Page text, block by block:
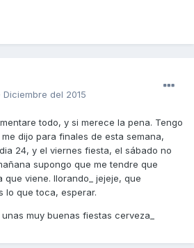
Diciembre del 2015
todo, y si merece la pena. Tengo
dijo para finales de esta semana,
24, y el viernes fiesta, el sábado no
supongo que me tendre que
que viene. llorando_ jejeje, que
lo que toca, esperar.
muy buenas fiestas cerveza_